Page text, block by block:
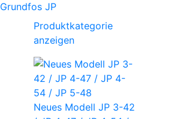
Grundfos JP
Produktkategorie
anzeigen
Neues Modell JP 3-42